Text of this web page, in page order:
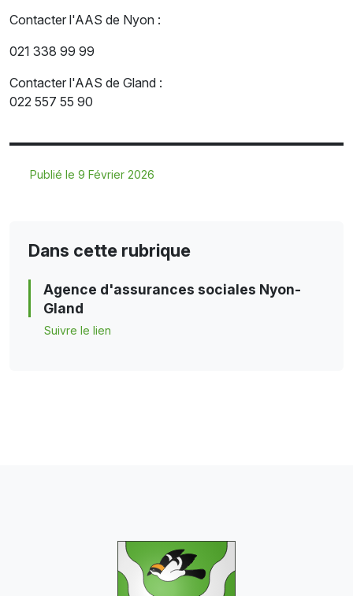
Contacter l'AAS de Nyon :
021 338 99 99
Contacter l'AAS de Gland :
022 557 55 90
Publié le 9 Février 2026
Dans cette rubrique
Agence d'assurances sociales Nyon-
Gland
Suivre le lien